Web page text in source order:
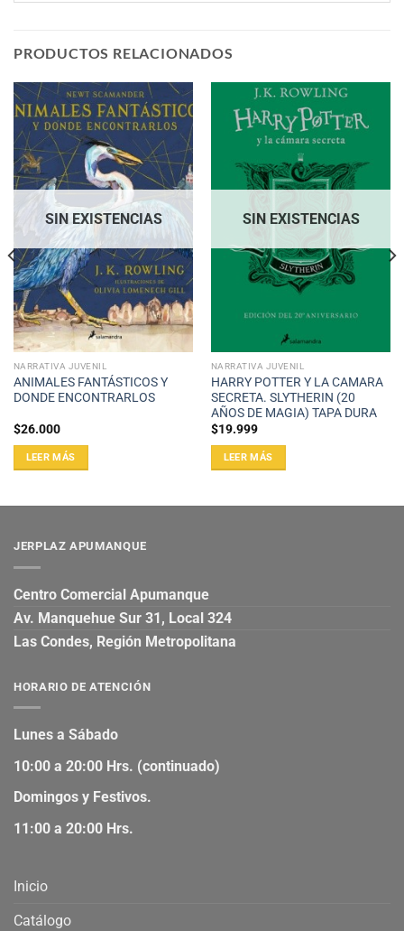
PRODUCTOS RELACIONADOS
SIN EXISTENCIAS
NARRATIVA JUVENIL
ANIMALES FANTÁSTICOS Y
DONDE ENCONTRARLOS
$26.000
LEER MÁS
SIN EXISTENCIAS
NARRATIVA JUVENIL
HARRY POTTER Y LA CAMARA
SECRETA. SLYTHERIN (20
AÑOS DE MAGIA) TAPA DURA
$19.999
LEER MÁS
JERPLAZ APUMANQUE
Centro Comercial Apumanque
Av. Manquehue Sur 31, Local 324
Las Condes, Región Metropolitana
HORARIO DE ATENCIÓN
Lunes a Sábado
10:00 a 20:00 Hrs. (continuado)
Domingos y Festivos.
11:00 a 20:00 Hrs.
Inicio
Catálogo